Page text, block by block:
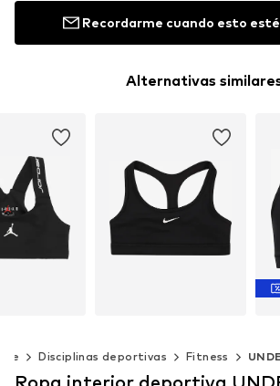
Recordarme cuando esto
Alternativas
27,90€
Disciplinas deportivas Fitness